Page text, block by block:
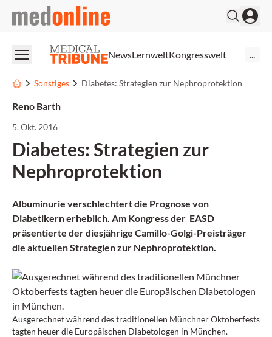
medonline
NewsLernweltKongresswelt
Sonstiges Diabetes: Strategien zur Nephroprotektion
Reno Barth
5. Okt. 2016
Diabetes: Strategien zur
Nephroprotektion
Albuminurie verschlechtert die Prognose von
Diabetikern erheblich. Am Kongress der EASD
präsentierte der diesjährige Camillo-Golgi-Preisträger
die aktuellen Strategien zur Nephroprotektion.
Ausgerechnet während des traditionellen Münchner Oktoberfests
tagten heuer die Europäischen Diabetologen in München.